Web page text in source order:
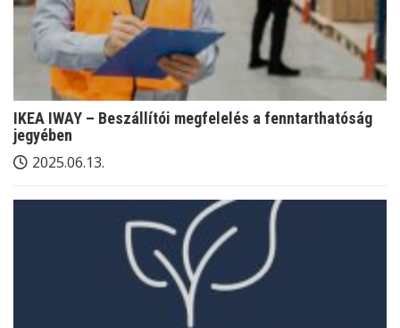
IKEA IWAY – Beszállítói megfelelés a fenntarthatóság
jegyében
2025.06.13.